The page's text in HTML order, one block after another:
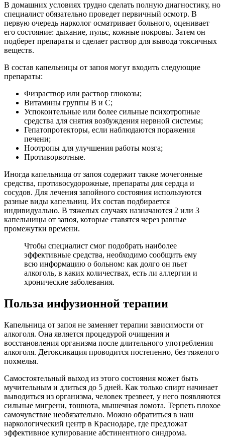
В домашних условиях трудно сделать полную диагностику, но
специалист обязательно проведет первичный осмотр. В
первую очередь нарколог осматривает больного, оценивает
его состояние: дыхание, пульс, кожные покровы. Затем он
подберет препараты и сделает раствор для вывода токсичных
веществ.
В состав капельницы от запоя могут входить следующие
препараты:
Физраствор или раствор глюкозы;
Витамины группы В и С;
Успокоительные или более сильные психотропные
средства для снятия возбуждения нервной системы;
Гепатопротекторы, если наблюдаются поражения
печени;
Ноотропы для улучшения работы мозга;
Противорвотные.
Иногда капельница от запоя содержит также мочегонные
средства, противосудорожные, препараты для сердца и
сосудов. Для лечения запойного состояния используются
разные виды капельниц. Их состав подбирается
индивидуально. В тяжелых случаях назначаются 2 или 3
капельницы от запоя, которые ставятся через равные
промежутки времени.
Чтобы специалист смог подобрать наиболее
эффективные средства, необходимо сообщить ему
всю информацию о больном: как долго он пьет
алкоголь, в каких количествах, есть ли аллергии и
хронические заболевания.
Польза инфузионной терапии
Капельница от запоя не заменяет терапии зависимости от
алкоголя. Она является процедурой очищения и
восстановления организма после длительного употребления
алкоголя. Детоксикация проводится постепенно, без тяжелого
похмелья.
Самостоятельный выход из этого состояния может быть
мучительным и длиться до 5 дней. Как только спирт начинает
выводиться из организма, человек трезвеет, у него появляются
сильные мигрени, тошнота, мышечная ломота. Терпеть плохое
самочувствие необязательно. Можно обратиться в наш
наркологический центр в Краснодаре, где предложат
эффективное купирование абстинентного синдрома.